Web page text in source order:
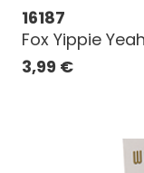
16187
Fox Yippie
3,99 €